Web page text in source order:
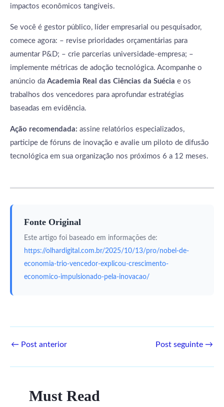
impactos econômicos tangíveis.
Se você é gestor público, líder empresarial ou pesquisador,
comece agora: – revise prioridades orçamentárias para
aumentar P&D; – crie parcerias universidade-empresa; –
implemente métricas de adoção tecnológica. Acompanhe o
anúncio da Academia Real das Ciências da Suécia e os
trabalhos dos vencedores para aprofundar estratégias
baseadas em evidência.
Ação recomendada: assine relatórios especializados,
participe de fóruns de inovação e avalie um piloto de difusão
tecnológica em sua organização nos próximos 6 a 12 meses.
Fonte Original
Este artigo foi baseado em informações de:
https://olhardigital.com.br/2025/10/13/pro/nobel-de-
economia-trio-vencedor-explicou-crescimento-
economico-impulsionado-pela-inovacao/
← Post anterior Post seguinte →
Must Read